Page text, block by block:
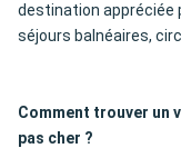
destination appréciée
séjours balnéaires,
Comment trouver un
pas cher ?